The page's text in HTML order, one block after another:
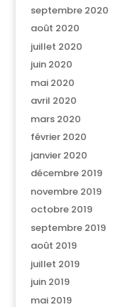
septembre 2020
août 2020
juillet 2020
juin 2020
mai 2020
avril 2020
mars 2020
février 2020
janvier 2020
décembre 2019
novembre 2019
octobre 2019
septembre 2019
août 2019
juillet 2019
juin 2019
mai 2019